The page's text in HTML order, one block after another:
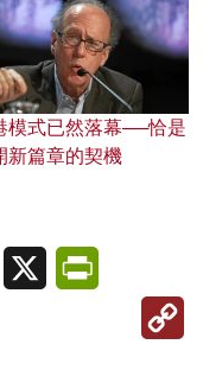
模式已然落幕──恰是
新篇章的契機
Line X